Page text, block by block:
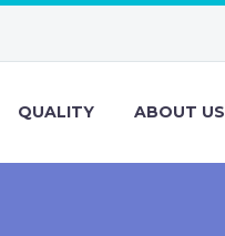
QUALITY ABOUT US